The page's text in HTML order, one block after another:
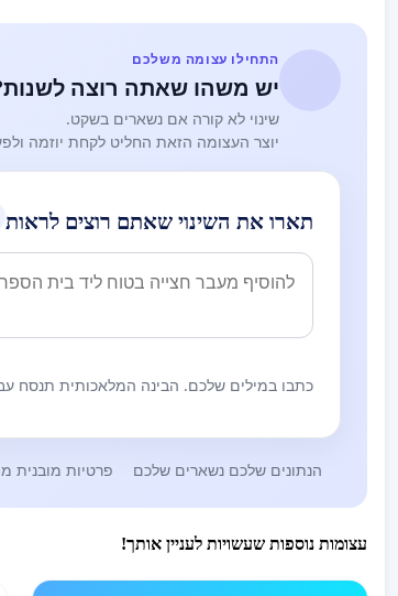
התחילו עצומה משלכם
יש משהו שאתה רוצה
שינוי לא קורה אם נשארים בשקט.
יוצר העצומה הזאת החליט לקחת יוזמה
תארו את השינוי שאתם רוצים לראות
כתבו במילים שלכם. הבינה המלאכותית תנסח
הנתונים שלכם נשארים שלכם פרטיות מובנית
עצומות נוספות שעשויות לעניין אותך!